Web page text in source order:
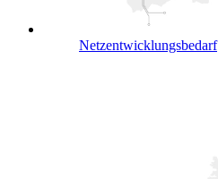
Netzentwicklungsbedarf